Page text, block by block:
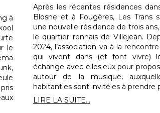
à
le
Après les récentes résidences
Blosne et à Fougères, Les Trans
une nouvelle résidence de trois
le quartier rennais de Villejean.
2024, l’association va à la
qui vivent dans (et font vivre)
échange avec elles·eux pour
autour de la musique,
habitant·es sont invité·es à prendre
LIRE LA SUITE...